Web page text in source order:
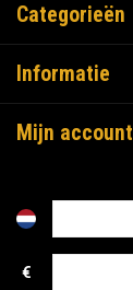
Categorieën
Informatie
Mijn account
€